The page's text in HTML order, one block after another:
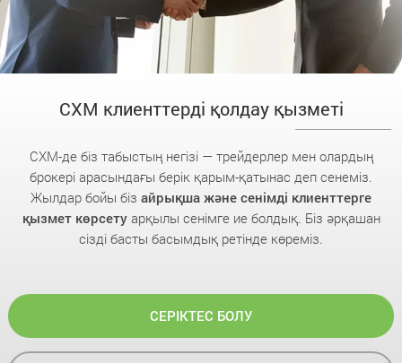
CXM клиенттерді қолдау қызметі
CXM-де біз табыстың негізі — трейдерлер мен олардың
брокері арасындағы берік қарым-қатынас деп сенеміз.
Жылдар бойы біз айрықша және сенімді клиенттерге
қызмет көрсетуарқылы сенімге ие болдық. Біз әрқашан
сізді басты басымдық ретінде көреміз.
СЕРІКТЕС БОЛУ